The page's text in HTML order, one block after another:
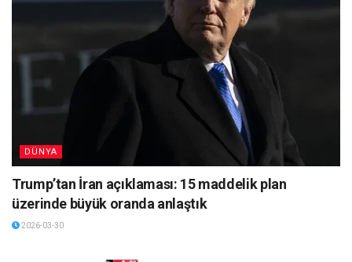
DÜNYA
Trump’tan İran açıklaması: 15 maddelik plan
üzerinde büyük oranda anlaştık
2026-03-30